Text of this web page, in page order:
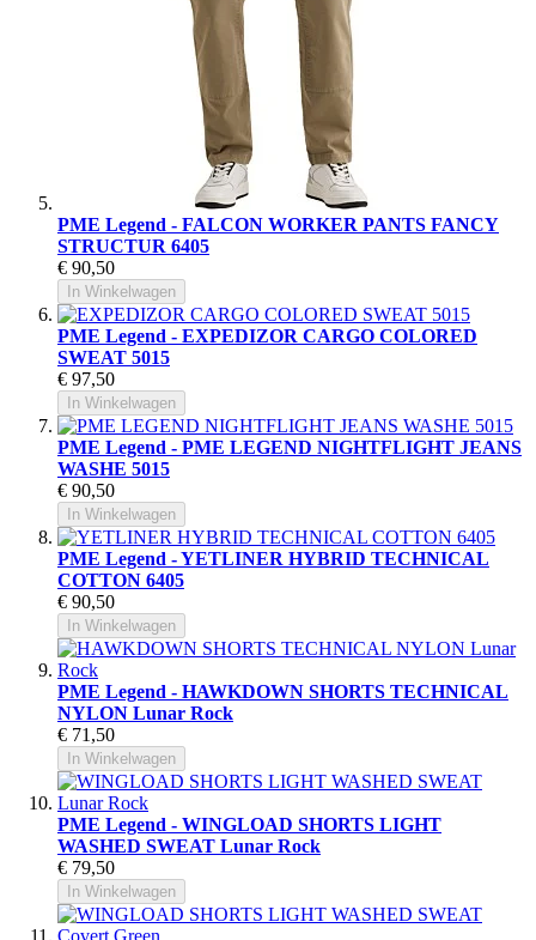
PME Legend - FALCON WORKER PANTS FANCY
STRUCTUR 6405
€ 90,50
In Winkelwagen
PME Legend - EXPEDIZOR CARGO COLORED
SWEAT 5015
€ 97,50
In Winkelwagen
PME Legend - PME LEGEND NIGHTFLIGHT JEANS
WASHE 5015
€ 90,50
In Winkelwagen
PME Legend - YETLINER HYBRID TECHNICAL
COTTON 6405
€ 90,50
In Winkelwagen
PME Legend - HAWKDOWN SHORTS TECHNICAL
NYLON Lunar Rock
€ 71,50
In Winkelwagen
PME Legend - WINGLOAD SHORTS LIGHT
WASHED SWEAT Lunar Rock
€ 79,50
In Winkelwagen